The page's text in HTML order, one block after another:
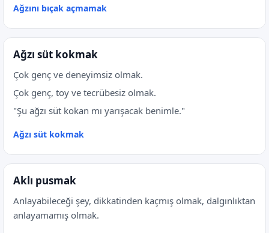
Ağzını bıçak açmamak
Ağzı süt kokmak
Çok genç ve deneyimsiz olmak.
Çok genç, toy ve tecrübesiz olmak.
"Şu ağzı süt kokan mı yarışacak benimle."
Ağzı süt kokmak
Aklı pusmak
Anlayabileceği şey, dikkatinden kaçmış olmak, dalgınlıktan
anlayamamış olmak.